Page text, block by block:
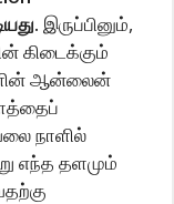
இருப்பினும்,
கிடைக்கும்
ஆன்லைன்
நாளில்
எந்த தளமும்